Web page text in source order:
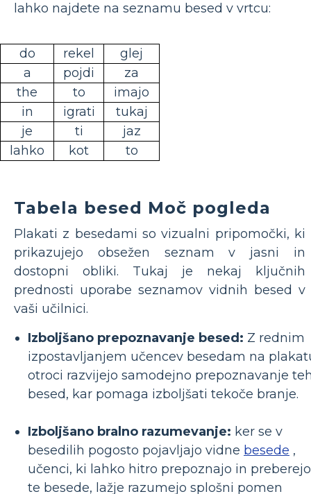
lahko najdete na seznamu besed v vrtcu:
do rekel
glej
a
pojdi
za
the
to
imajo
in
igrati
tukaj
je
ti
jaz
lahko
kot to
Tabela besed Moč pogleda
Plakati z besedami so vizualni pripomočki, ki
prikazujejo obsežen seznam v jasni in
dostopni obliki. Tukaj je nekaj ključnih
prednosti uporabe seznamov vidnih besed v
vaši učilnici.
Izboljšano prepoznavanje besed: Z rednim
izpostavljanjem učencev besedam na
otroci razvijejo samodejno prepoznavanje
besed, kar pomaga izboljšati tekoče branje.
Izboljšano bralno razumevanje: ker se v
besedilih pogosto pojavljajo vidne besede ,
učenci, ki lahko hitro prepoznajo in preberejo
te besede, lažje razumejo splošni pomen